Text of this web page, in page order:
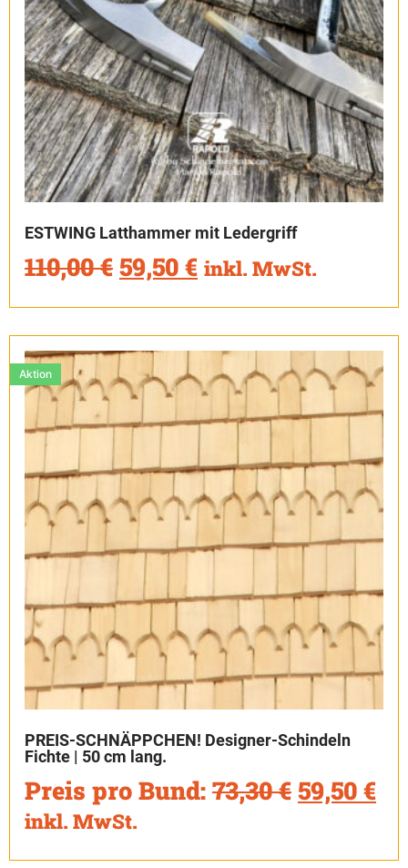
ESTWING Latthammer mit Ledergriff
110,00€ 59,50 € inkl. MwSt.
Aktion
PREIS-SCHNÄPPCHEN! Designer-Schindeln
Fichte | 50 cm lang.
Preis pro Bund: 73,30€ 59,50 €
inkl. MwSt.